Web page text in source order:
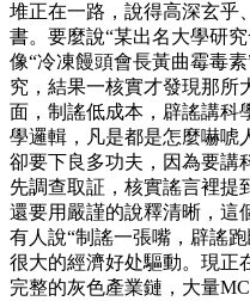
堆正在一路，說得高深玄乎
書。要麼說“某出名大學研
像“冷凍饅頭會長黃曲霉毒
究，結果一核實才發現那所
面，制謠低成本，辟謠講科
學邏輯，凡是都是怎麼嚇唬
卻要下良多功夫，因為要講
先調查取証，核實謠言裡提
還要用嚴謹的說釋清晰，這
有人說“制謠一張嘴，辟謠
很大的經濟好处驅動。現正
完整的灰色產業鏈，大量